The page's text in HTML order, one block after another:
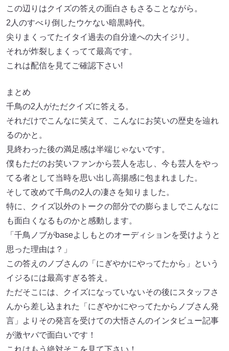
この辺りはクイズの答えの面白さもさることながら。
2人のすべり倒したウケない暗黒時代。
尖りまくってたイタイ過去の自分達への大イジリ。
それが炸裂しまくってて最高です。
これは配信を見てご確認下さい!
まとめ
千鳥の2人がただクイズに答える。
それだけでこんなに笑えて、こんなにお笑いの歴史を辿れ
るのかと。
見終わった後の満足感は半端じゃないです。
僕もただのお笑いファンから芸人を志し、今も芸人をやっ
てる者として当時を思い出し高揚感に包まれました。
そして改めて千鳥の2人の凄さを知りました。
特に、クイズ以外のトークの部分での膨らましでこんなに
も面白くなるものかと感動します。
「千鳥ノブがbaseよしもとのオーディションを受けようと
思った理由は？」
この答えのノブさんの「にぎやかにやってたから」という
イジるには最高すぎる答え。
ただそこには、クイズになっていないその後にスタッフさ
んから差し込まれた「にぎやかにやってたからノブさん発
言」よりその発言を受けての大悟さんのインタビュー記事
が激ヤバで面白いです！